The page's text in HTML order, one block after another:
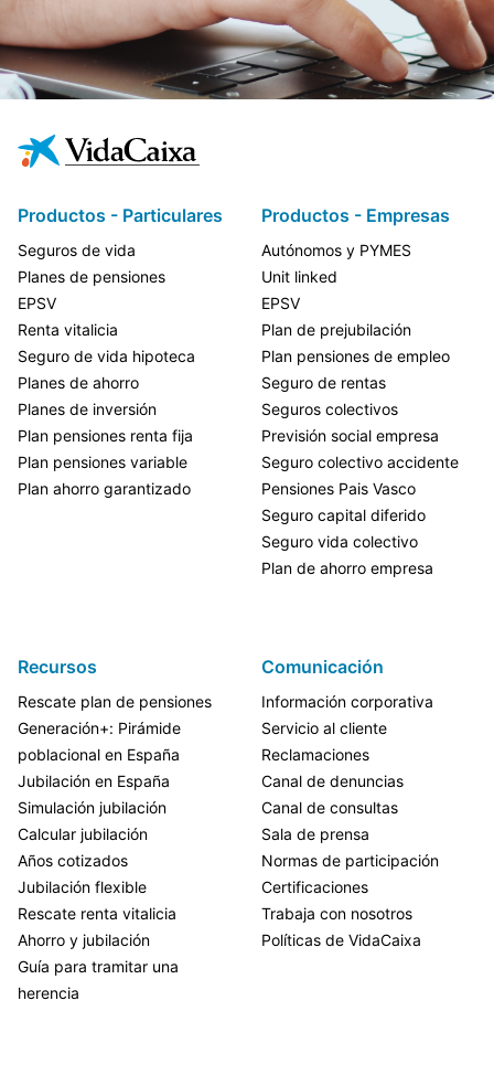
Productos - Particulares
Seguros de vida
Planes de pensiones
EPSV
Renta vitalicia
Seguro de vida hipoteca
Planes de ahorro
Planes de inversión
Plan pensiones renta fija
Plan pensiones variable
Plan ahorro garantizado
Productos - Empresas
Autónomos y PYMES
Unit linked
EPSV
Plan de prejubilación
Plan pensiones de empleo
Seguro de rentas
Seguros colectivos
Previsión social empresa
Seguro colectivo accidente
Pensiones Pais Vasco
Seguro capital diferido
Seguro vida colectivo
Plan de ahorro empresa
Recursos
Rescate plan de pensiones
Generación+: Pirámide
poblacional en España
Jubilación en España
Simulación jubilación
Calcular jubilación
Años cotizados
Jubilación flexible
Rescate renta vitalicia
Ahorro y jubilación
Guía para tramitar una
herencia
Comunicación
Información corporativa
Servicio al cliente
Reclamaciones
Canal de denuncias
Canal de consultas
Sala de prensa
Normas de participación
Certificaciones
Trabaja con nosotros
Políticas de VidaCaixa